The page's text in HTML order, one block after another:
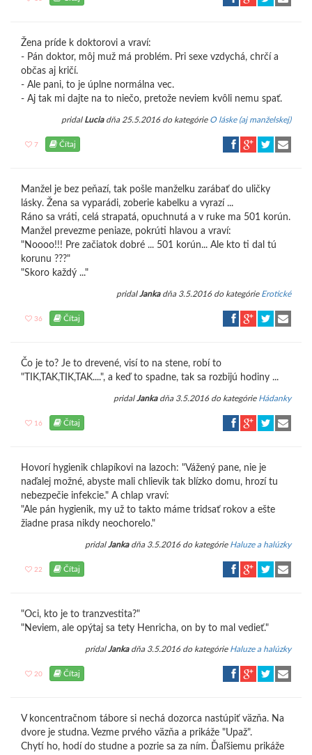
Žena príde k doktorovi a vraví:
- Pán doktor, môj muž má problém. Pri sexe vzdychá, chrčí a
občas aj kričí.
- Ale pani, to je úplne normálna vec.
- Aj tak mi dajte na to niečo, pretože neviem kvôli nemu spať.
pridal Luciadňa 25.5.2016 do kategórie O láske (aj manželskej)
7 Čítaj
Manžel je bez peňazí, tak pošle manželku zarábať do uličky
lásky. Žena sa vyparádi, zoberie kabelku a vyrazí ...
Ráno sa vráti, celá strapatá, opuchnutá a v ruke ma 501 korún.
Manžel prevezme peniaze, pokrúti hlavou a vraví:
"Noooo!!! Pre začiatok dobré ... 501 korún... Ale kto ti dal tú
korunu ???"
"Skoro každý ..."
pridalJankadňa 3.5.2016 do kategórie Erotické
36 Čítaj
Čo je to? Je to drevené, visí to na stene, robí to
"TIK,TAK,TIK,TAK....", a keď to spadne, tak sa rozbijú hodiny ...
pridalJankadňa 3.5.2016 do kategórie Hádanky
16 Čítaj
Hovorí hygienik chlapíkovi na lazoch: "Vážený pane, nie je
naďalej možné, abyste mali chlievik tak blízko domu, hrozí tu
nebezpečie infekcie." A chlap vraví:
"Ale pán hygienik, my už to takto máme tridsať rokov a ešte
žiadne prasa nikdy neochorelo."
pridalJankadňa 3.5.2016 do kategórie Haluze a halúzky
22 Čítaj
"Oci, kto je to tranzvestita?"
"Neviem, ale opýtaj sa tety Henricha, on by to mal vedieť."
pridalJankadňa 3.5.2016 do kategórie Haluze a halúzky
20 Čítaj
V koncentračnom tábore si nechá dozorca nastúpiť väzňa. Na
dvore je studna. Vezme prvého väzňa a prikáže "Upaž".
Chytí ho, hodí do studne a pozrie sa za ním. Ďaľšiemu prikáže